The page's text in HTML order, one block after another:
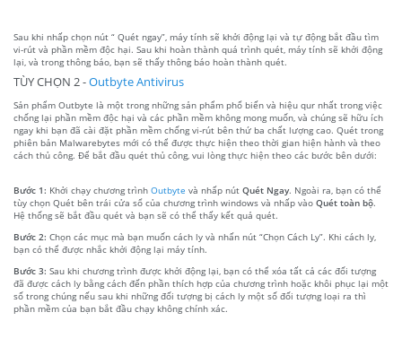
Sau khi nhấp chọn nút “ Quét ngay”, máy tính sẽ khởi động lại và tự động bắt đầu tìm
vi-rút và phần mềm độc hại. Sau khi hoàn thành quá trình quét, máy tính sẽ khởi động
lại, và trong thông báo, bạn sẽ thấy thông báo hoàn thành quét.
TÙY CHỌN 2 -Outbyte Antivirus
Sản phẩm Outbyte là một trong những sản phẩm phổ biến và hiệu qur nhất trong việc
chống lại phần mềm độc hại và các phần mềm không mong muốn, và chúng sẽ hữu ích
ngay khi bạn đã cài đặt phần mềm chống vi-rút bên thứ ba chất lượng cao. Quét trong
phiên bản Malwarebytes mới có thể được thực hiện theo thời gian hiện hành và theo
cách thủ công. Để bắt đầu quét thủ công, vui lòng thực hiện theo các bước bên dưới:
Bước 1: Khởi chạy chương trình Outbyte và nhấp nút Quét Ngay. Ngoài ra, bạn có thể
tùy chọn Quét bên trái cửa sổ của chương trình windows và nhấp vào Quét toàn bộ.
Hệ thống sẽ bắt đầu quét và bạn sẽ có thể thấy kết quả quét.
Bước 2: Chọn các mục mà bạn muốn cách ly và nhấn nút “Chọn Cách Ly”. Khi cách ly,
bạn có thể được nhắc khởi động lại máy tính.
Bước 3: Sau khi chương trình được khởi động lại, bạn có thể xóa tất cả các đối tượng
đã được cách ly bằng cách đến phần thích hợp của chương trình hoặc khôi phục lại một
số trong chúng nếu sau khi những đối tượng bị cách ly một số đối tượng loại ra thì
phần mềm của bạn bắt đầu chạy không chính xác.